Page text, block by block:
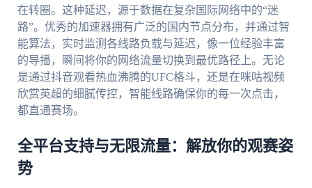
在转圈。这种延迟，源于数据在复杂国际网络中的“迷
路”。优秀的加速器拥有广泛的国内节点分布，并通过智
能算法，实时监测各线路负载与延迟，像一位经验丰富
的导播，瞬间将你的网络流量切换到最优路径上。无论
是通过抖音观看热血沸腾的UFC格斗，还是在咪咕视频
欣赏英超的细腻传控，智能线路确保你的每一次点击，
都直通赛场。
全平台支持与无限流量：解放你的观赛姿
势